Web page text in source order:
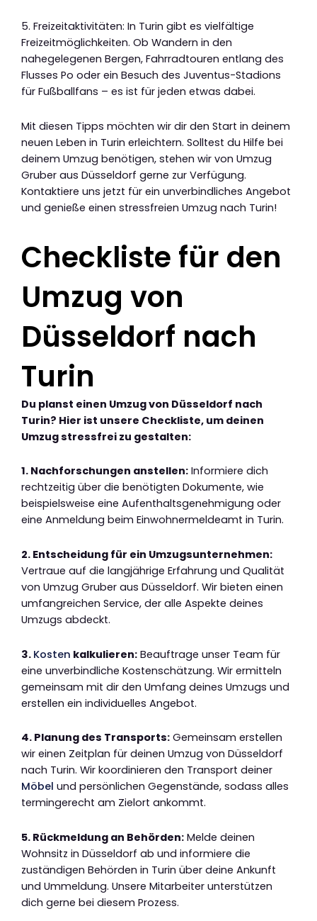
5. Freizeitaktivitäten: In Turin gibt es vielfältige
Freizeitmöglichkeiten. Ob Wandern in den
nahegelegenen Bergen, Fahrradtouren entlang des
Flusses Po oder ein Besuch des Juventus-Stadions
für Fußballfans – es ist für jeden etwas dabei.
Mit diesen Tipps möchten wir dir den Start in deinem
neuen Leben in Turin erleichtern. Solltest du Hilfe bei
deinem Umzug benötigen, stehen wir von Umzug
Gruber aus Düsseldorf gerne zur Verfügung.
Kontaktiere uns jetzt für ein unverbindliches Angebot
und genieße einen stressfreien Umzug nach Turin!
Checkliste für den
Umzug von
Düsseldorf nach
Turin
Du planst einen Umzug von Düsseldorf nach
Turin? Hier ist unsere Checkliste, um deinen
Umzug stressfrei zu gestalten:
1. Nachforschungen anstellen: Informiere dich
rechtzeitig über die benötigten Dokumente, wie
beispielsweise eine Aufenthaltsgenehmigung oder
eine Anmeldung beim Einwohnermeldeamt in Turin.
2. Entscheidung für ein Umzugsunternehmen:
Vertraue auf die langjährige Erfahrung und Qualität
von Umzug Gruber aus Düsseldorf. Wir bieten einen
umfangreichen Service, der alle Aspekte deines
Umzugs abdeckt.
3. Kosten kalkulieren: Beauftrage unser Team für
eine unverbindliche Kostenschätzung. Wir ermitteln
gemeinsam mit dir den Umfang deines Umzugs und
erstellen ein individuelles Angebot.
4. Planung des Transports: Gemeinsam erstellen
wir einen Zeitplan für deinen Umzug von Düsseldorf
nach Turin. Wir koordinieren den Transport deiner
Möbel und persönlichen Gegenstände, sodass alles
termingerecht am Zielort ankommt.
5. Rückmeldung an Behörden: Melde deinen
Wohnsitz in Düsseldorf ab und informiere die
zuständigen Behörden in Turin über deine Ankunft
und Ummeldung. Unsere Mitarbeiter unterstützen
dich gerne bei diesem Prozess.